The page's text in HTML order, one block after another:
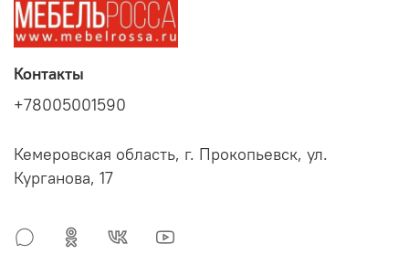
Контакты
+78005001590
Кемеровская область, г. Прокопьевск, ул.
Курганова, 17